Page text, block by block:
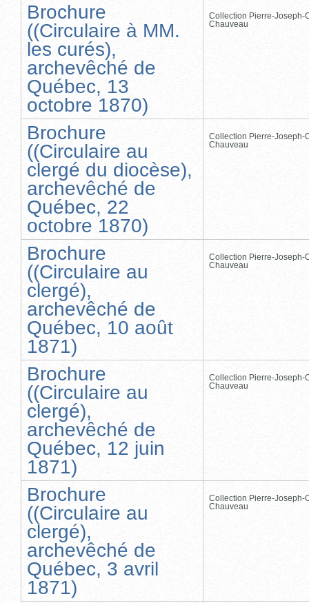
Brochure
((Circulaire à MM.
les curés),
archevêché de
Québec, 13
octobre 1870)
Collection Pierre-Joseph-
Chauveau
Brochure
((Circulaire au
clergé du diocèse),
archevêché de
Québec, 22
octobre 1870)
Collection Pierre-Joseph-
Chauveau
Brochure
((Circulaire au
clergé),
archevêché de
Québec, 10 août
1871)
Collection Pierre-Joseph-
Chauveau
Brochure
((Circulaire au
clergé),
archevêché de
Québec, 12 juin
1871)
Collection Pierre-Joseph-
Chauveau
Brochure
((Circulaire au
clergé),
archevêché de
Québec, 3 avril
1871)
Collection Pierre-Joseph-
Chauveau